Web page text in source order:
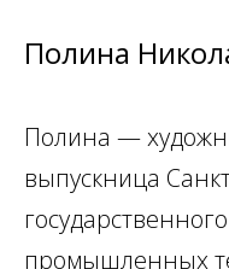
Полина
Полина —
выпускница
промышленных